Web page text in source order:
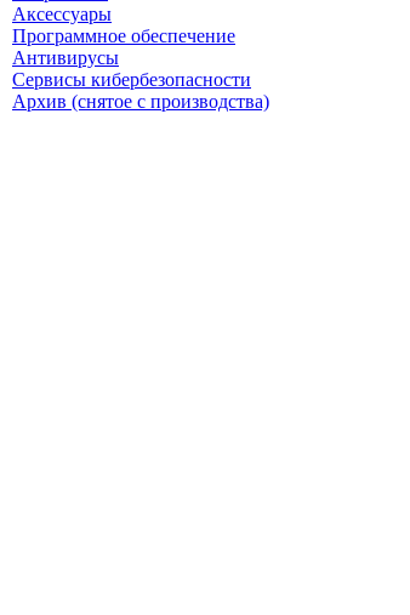
Аксессуары
Программное обеспечение
Антивирусы
Сервисы кибербезопасности
Архив (снятое с производства)